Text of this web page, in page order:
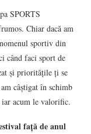
SPORTS
Chiar dacă am
sportiv din
când faci sport de
și prioritățile ți se
câștigat în schimb
acum le valorific.
față de anul